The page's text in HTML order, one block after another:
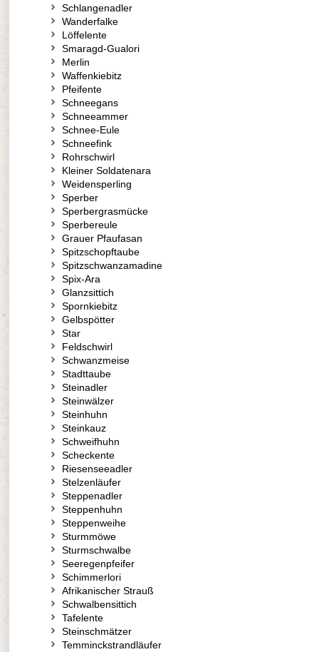
Schlangenadler
Wanderfalke
Löffelente
Smaragd-Gualori
Merlin
Waffenkiebitz
Pfeifente
Schneegans
Schneeammer
Schnee-Eule
Schneefink
Rohrschwirl
Kleiner Soldatenara
Weidensperling
Sperber
Sperbergrasmücke
Sperbereule
Grauer Pfaufasan
Spitzschopftaube
Spitzschwanzamadine
Spix-Ara
Glanzsittich
Spornkiebitz
Gelbspötter
Star
Feldschwirl
Schwanzmeise
Stadttaube
Steinadler
Steinwälzer
Steinhuhn
Steinkauz
Schweifhuhn
Scheckente
Riesenseeadler
Stelzenläufer
Steppenadler
Steppenhuhn
Steppenweihe
Sturmmöwe
Sturmschwalbe
Seeregenpfeifer
Schimmerlori
Afrikanischer Strauß
Schwalbensittich
Tafelente
Steinschmätzer
Temminckstrandläufer